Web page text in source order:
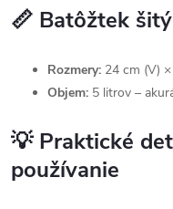
📏 Batôžtek
Rozmery: 24 cm (V)
Objem: 5 litrov –
💡 Praktické
používanie